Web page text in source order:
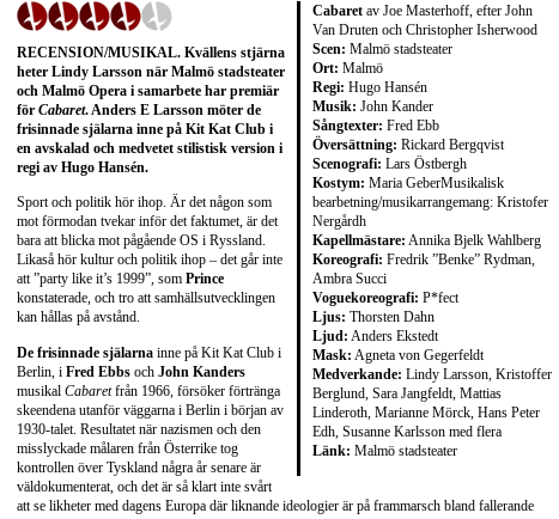
Cabaret av Joe Masterhoff, efter John
Van Druten och Christopher Isherwood
Scen: Malmö stadsteater
Ort: Malmö
Regi: Hugo Hansén
Musik: John Kander
Sångtexter: Fred Ebb
Översättning: Rickard Bergqvist
Scenografi: Lars Östbergh
Kostym: Maria GeberMusikalisk
bearbetning/musikarrangemang: Kristofer
Nergårdh
Kapellmästare: Annika Bjelk Wahlberg
Koreografi: Fredrik ”Benke” Rydman,
Ambra Succi
Voguekoreografi: P*fect
Ljus: Thorsten Dahn
Ljud: Anders Ekstedt
Mask: Agneta von Gegerfeldt
Medverkande: Lindy Larsson, Kristoffer
Berglund, Sara Jangfeldt, Mattias
Linderoth, Marianne Mörck, Hans Peter
Edh, Susanne Karlsson med flera
Länk: Malmö stadsteater
RECENSION/MUSIKAL. Kvällens stjärna
heter Lindy Larsson när Malmö stadsteater
och Malmö Opera i samarbete har premiär
för Cabaret. Anders E Larsson möter de
frisinnade själarna inne på Kit Kat Club i
en avskalad och medvetet stilistisk version i
regi av Hugo Hansén.
Sport och politik hör ihop. Är det någon som
mot förmodan tvekar inför det faktumet, är det
bara att blicka mot pågående OS i Ryssland.
Likaså hör kultur och politik ihop – det går inte
att ”party like it’s 1999”, som Prince
konstaterade, och tro att samhällsutvecklingen
kan hållas på avstånd.
De frisinnade själarna inne på Kit Kat Club i
Berlin, i Fred Ebbs och John Kanders
musikal Cabaretfrån 1966, försöker förtränga
skeendena utanför väggarna i Berlin i början av
1930-talet. Resultatet när nazismen och den
misslyckade målaren från Österrike tog
kontrollen över Tyskland några år senare är
väldokumenterat, och det är så klart inte svårt
att se likheter med dagens Europa där liknande ideologier är på frammarsch bland fallerande